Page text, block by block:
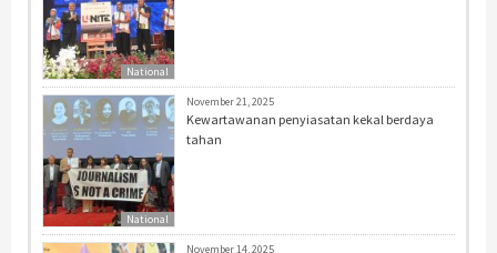
National
National
November 21, 2025
Kewartawanan penyiasatan kekal berdaya
tahan
November 14, 2025